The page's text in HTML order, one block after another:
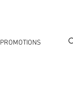
PROMOTIONS